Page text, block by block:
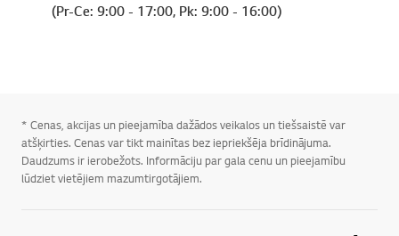
(Pr-Ce: 9:00 - 17:00, Pk: 9:00 - 16:00)
* Cenas, akcijas un pieejamība dažādos veikalos un tiešsaistē var
atšķirties. Cenas var tikt mainītas bez iepriekšēja brīdinājuma.
Daudzums ir ierobežots. Informāciju par gala cenu un pieejamību
lūdziet vietējiem mazumtirgotājiem.